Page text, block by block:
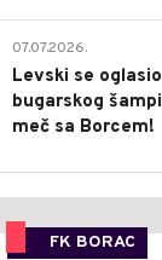
07.07.2026.
Levski se
bugarskog
meč sa Borcem!
FK BORAC